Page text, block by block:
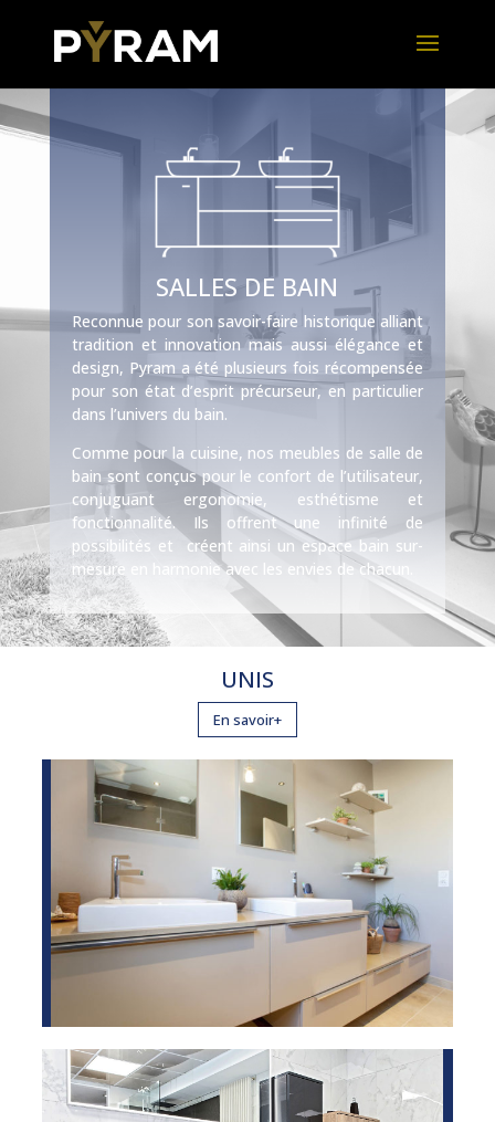
SALLES DE BAIN
Reconnue pour son savoir-faire historique alliant
tradition et innovation mais aussi élégance et
design, Pyram a été plusieurs fois récompensée
pour son état d’esprit précurseur, en particulier
dans l’univers du bain.
Comme pour la cuisine, nos meubles de salle de
bain sont conçus pour le confort de l’utilisateur,
conjuguant ergonomie, esthétisme et
fonctionnalité. Ils offrent une infinité de
possibilités et créent ainsi un espace bain sur-
mesure en harmonie avec les envies de chacun.
UNIS
En savoir+